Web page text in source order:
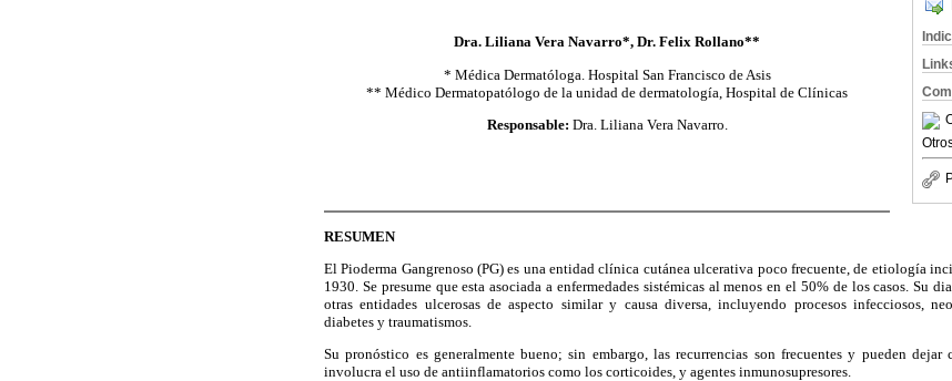
Dra. Liliana Vera Navarro*, Dr. Felix Rollano**
* Médica Dermatóloga. Hospital San Francisco de Asis
** Médico Dermatopatólogo de la unidad de dermatología, Hospital de Clínicas
Responsable: Dra. Liliana Vera Navarro.
RESUMEN
El Pioderma Gangrenoso (PG) es una entidad clínica cutánea ulcerativa poco frecuente, de etiología
1930. Se presume que esta asociada a enfermedades sistémicas al menos en el 50% de los casos. Su
otras entidades ulcerosas de aspecto similar y causa diversa, incluyendo procesos infecciosos,
diabetes y traumatismos.
Su pronóstico es generalmente bueno; sin embargo, las recurrencias son frecuentes y pueden dejar
involucra el uso de antiinflamatorios como los corticoides, y agentes inmunosupresores.